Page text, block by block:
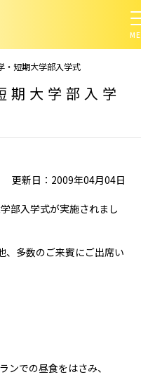
・短期大学部入学式
期大学部入学
更新日：2009年04月04日
部入学式が実施されまし
、多数のご来賓にご出席い
ンでの昼食をはさみ、